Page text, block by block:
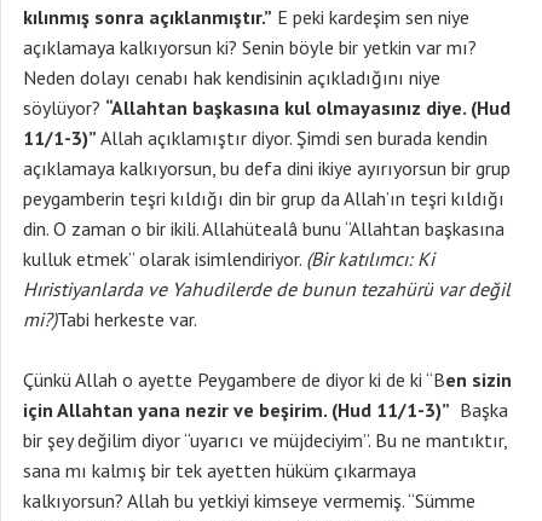
kılınmış sonra açıklanmıştır.” E peki kardeşim sen niye
açıklamaya kalkıyorsun ki? Senin böyle bir yetkin var mı?
Neden dolayı cenabı hak kendisinin açıkladığını niye
söylüyor? “Allahtan başkasına kul olmayasınız diye. (Hud
11/1-3)” Allah açıklamıştır diyor. Şimdi sen burada kendin
açıklamaya kalkıyorsun, bu defa dini ikiye ayırıyorsun bir grup
peygamberin teşri kıldığı din bir grup da Allah’ın teşri kıldığı
din. O zaman o bir ikili. Allahütealâ bunu “Allahtan başkasına
kulluk etmek” olarak isimlendiriyor. (Bir katılımcı: Ki
Hıristiyanlarda ve Yahudilerde de bunun tezahürü var değil
mi?)Tabi herkeste var.
Çünkü Allah o ayette Peygambere de diyor ki de ki “Ben sizin
için Allahtan yana nezir ve beşirim. (Hud 11/1-3)” Başka
bir şey değilim diyor “uyarıcı ve müjdeciyim”. Bu ne mantıktır,
sana mı kalmış bir tek ayetten hüküm çıkarmaya
kalkıyorsun? Allah bu yetkiyi kimseye vermemiş. “Sümme